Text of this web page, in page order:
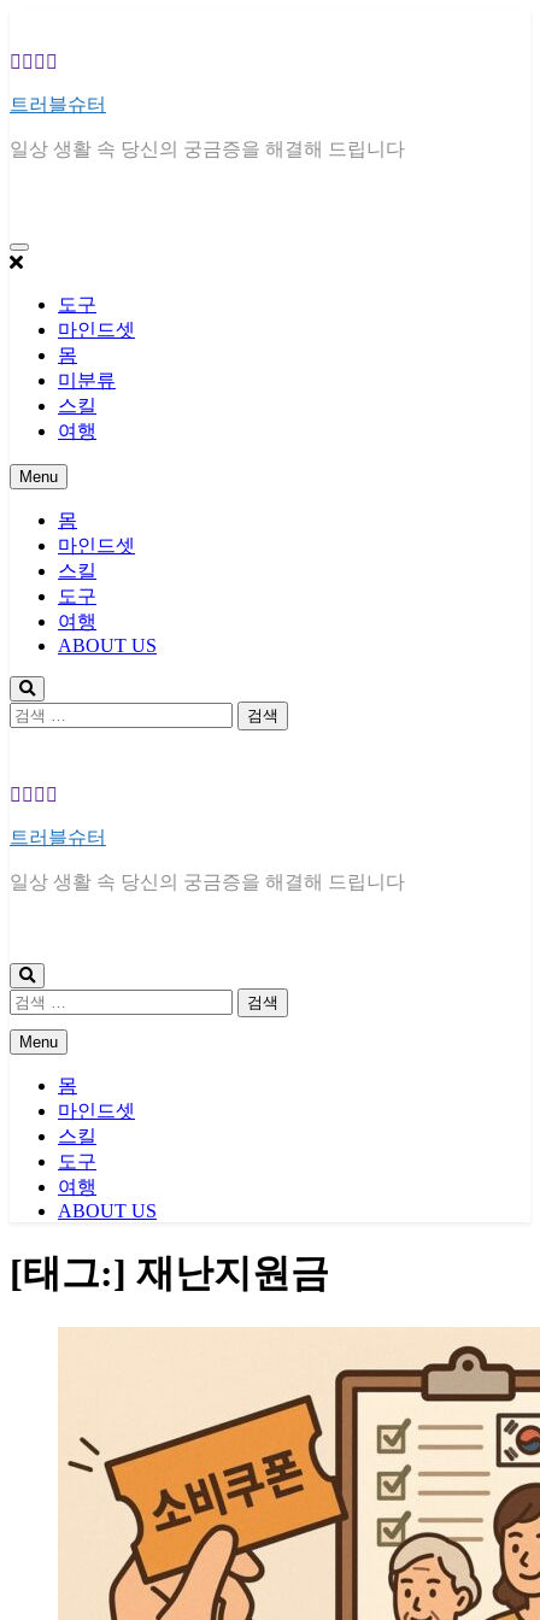
content
트러블슈터
일상 생활 속 당신의 궁금증을 해결해 드립니다
도구
마인드셋
몸
미분류
스킬
여행
Menu
몸
마인드셋
스킬
도구
여행
ABOUT US
검
트러블슈터
일상 생활 속 당신의 궁금증을 해결해 드립니다
검
Menu
몸
마인드셋
스킬
도구
여행
ABOUT US
[태그:] 재난지원금